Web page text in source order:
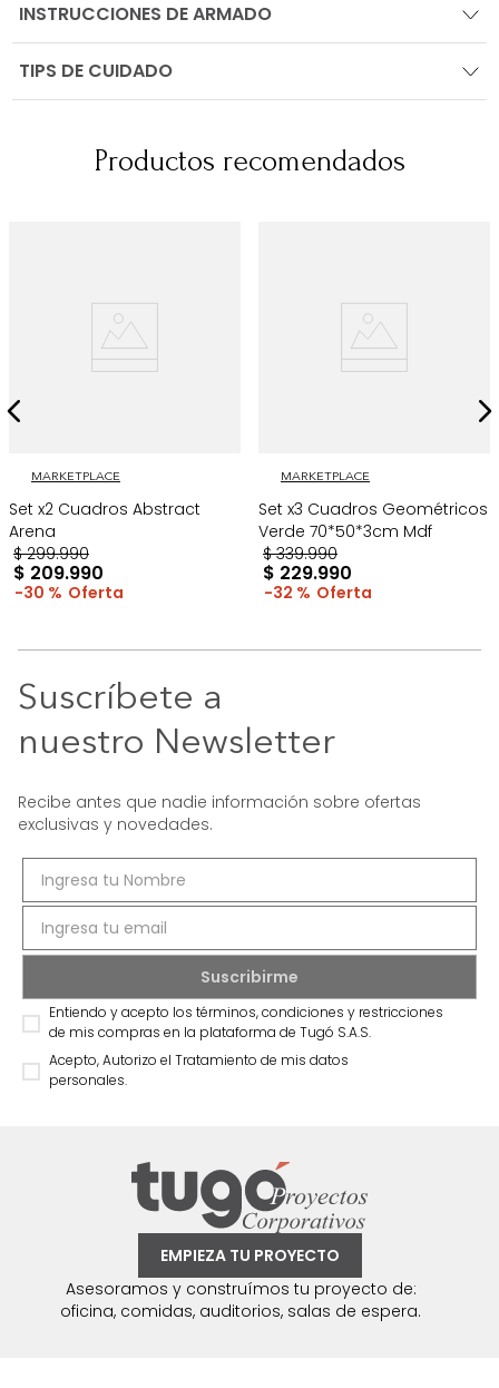
INSTRUCCIONES DE ARMADO
TIPS DE CUIDADO
Productos recomendados
MARKETPLACE
Set x2 Cuadros Abstract
Arena
$ 299.990
$ 209.990
30 %
MARKETPLACE
Set x3 Cuadros Geométricos
Verde 70*50*3cm Mdf
$ 339.990
$ 229.990
32 %
Suscríbete a
nuestro Newsletter
Recibe antes que nadie información sobre ofertas
exclusivas y novedades.
Entiendo y acepto los términos, condiciones y restricciones
de mis compras en la plataforma de Tugó S.A.S.
Acepto, Autorizo el Tratamiento de mis datos
personales.
EMPIEZA TU PROYECTO
Asesoramos y construímos tu proyecto de:
oficina, comidas, auditorios, salas de espera.